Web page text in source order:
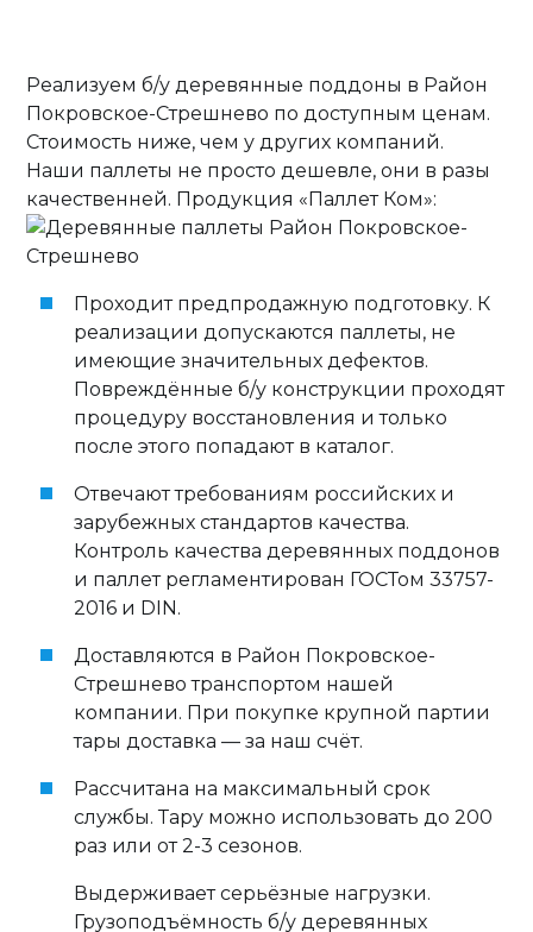
Реализуем б/у деревянные поддоны в Район
Покровское-Стрешнево по доступным ценам.
Стоимость ниже, чем у других компаний.
Наши паллеты не просто дешевле, они в разы
качественней. Продукция «Паллет Ком»:
Проходит предпродажную подготовку. К
реализации допускаются паллеты, не
имеющие значительных дефектов.
Повреждённые б/у конструкции проходят
процедуру восстановления и только
после этого попадают в каталог.
Отвечают требованиям российских и
зарубежных стандартов качества.
Контроль качества деревянных поддонов
и паллет регламентирован ГОСТом 33757-
2016 и DIN.
Доставляются в Район Покровское-
Стрешнево транспортом нашей
компании. При покупке крупной партии
тары доставка — за наш счёт.
Рассчитана на максимальный срок
службы. Тару можно использовать до 200
раз или от 2-3 сезонов.
Выдерживает серьёзные нагрузки.
Грузоподъёмность б/у деревянных